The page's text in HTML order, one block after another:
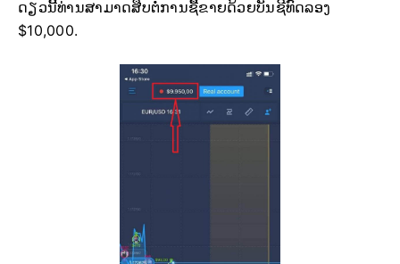
ດຽວນີ້ທ່ານສາມາດສືບຕໍ່ການຊື້ຂາຍດ້ວຍບັນຊີທົດລອງ
$10,000.